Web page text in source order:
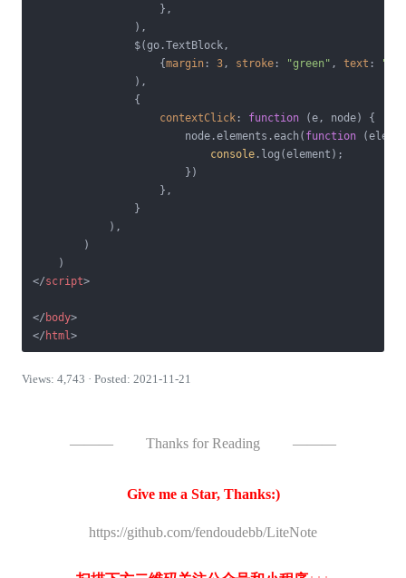
                    },
                ),
                $(go.TextBlock,
                    {
margin : 3, stroke : "green" , text :
"程
                ),
                {
contextClick : function (e, node) {
                        node.elements.each(
function (
console .log(element);
                        })
                    },
                }
            ),
        )
</script>
</ body>
</ html>
Views: 4,743 · Posted: 2021-11-21
——— Thanks for Reading ———
Give me a Star, Thanks:)
https://github.com/fendoudebb/LiteNote